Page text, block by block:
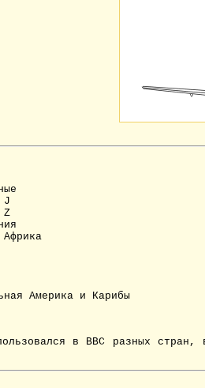
J
Z
Америка и Карибы
в ВВС разных стран,